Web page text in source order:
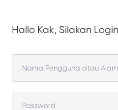
Hallo Kak, Silakan